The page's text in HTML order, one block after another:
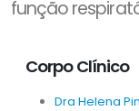
função
Corpo Clínico
Dra Helena